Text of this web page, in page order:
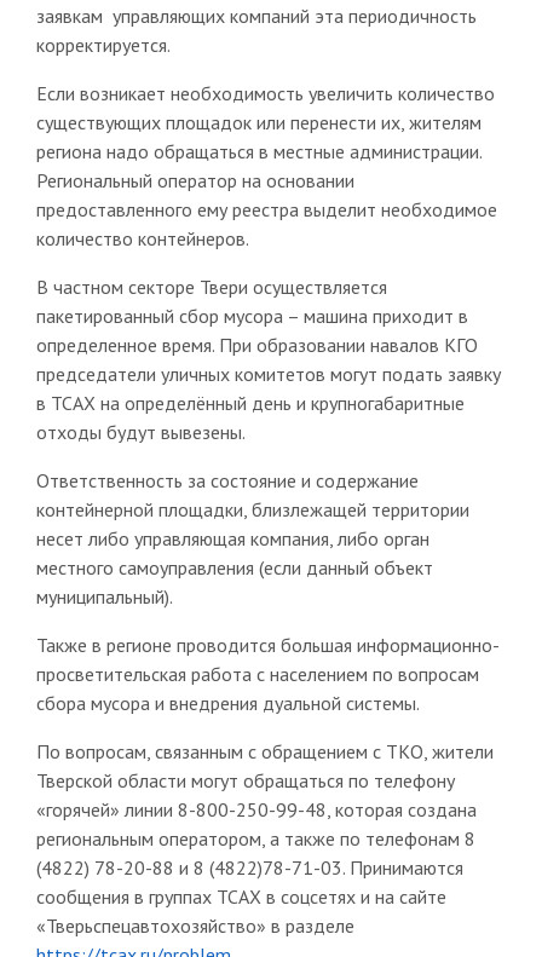
заявкам управляющих компаний эта периодичность
корректируется.
Если возникает необходимость увеличить количество
существующих площадок или перенести их, жителям
региона надо обращаться в местные администрации.
Региональный оператор на основании
предоставленного ему реестра выделит необходимое
количество контейнеров.
В частном секторе Твери осуществляется
пакетированный сбор мусора – машина приходит в
определенное время. При образовании навалов КГО
председатели уличных комитетов могут подать заявку
в ТСАХ на определённый день и крупногабаритные
отходы будут вывезены.
Ответственность за состояние и содержание
контейнерной площадки, близлежащей территории
несет либо управляющая компания, либо орган
местного самоуправления (если данный объект
муниципальный).
Также в регионе проводится большая информационно-
просветительская работа с населением по вопросам
сбора мусора и внедрения дуальной системы.
По вопросам, связанным с обращением с ТКО, жители
Тверской области могут обращаться по телефону
«горячей» линии 8-800-250-99-48, которая создана
региональным оператором, а также по телефонам 8
(4822) 78-20-88 и 8 (4822)78-71-03. Принимаются
сообщения в группах ТСАХ в соцсетях и на сайте
«Тверьспецавтохозяйство» в разделе